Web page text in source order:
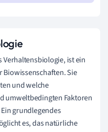
Verhaltensbiologie, ist ein
Sie
und welche
umweltbedingten Faktoren
grundlegendes
es, das natürliche